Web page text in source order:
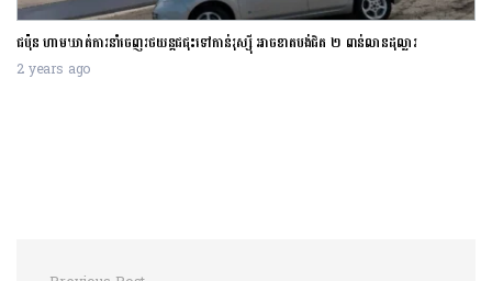
ជប៉ុន ហាមឃាត់ការនាំចេញរថយន្តជជុះទៅកាន់រុស្ស៊ី អាចខាតបង់ជិត ២ ពាន់លានដុល្លារ
2 years ago